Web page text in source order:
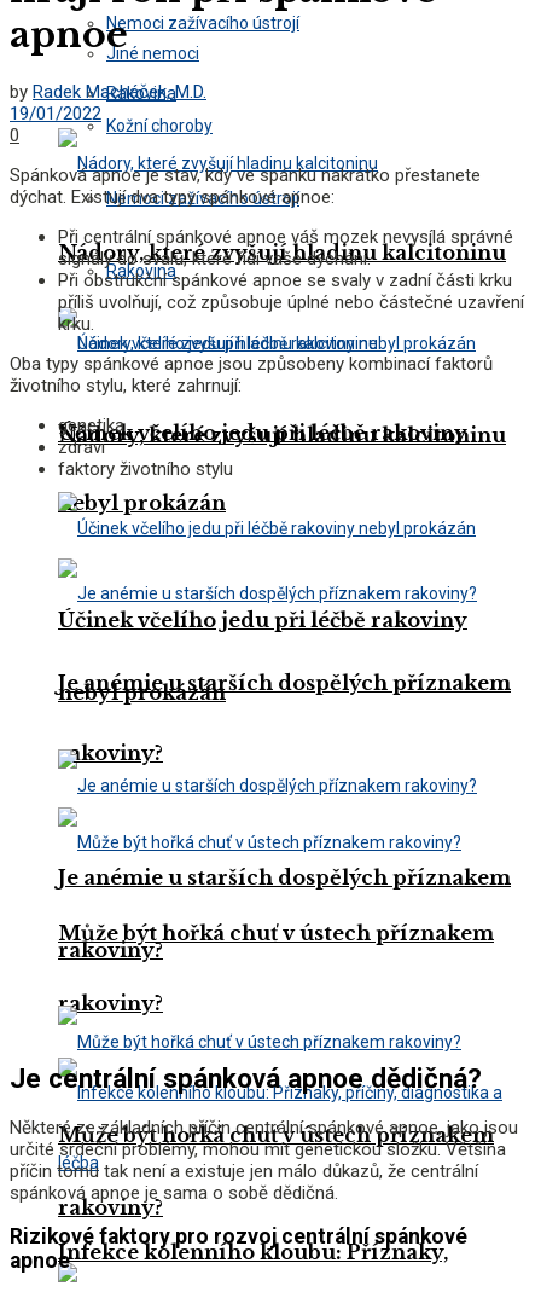
Nemoci zažívacího ústrojí
Rakovina
Nádory, které zvyšují hladinu kalcitoninu
Účinek včelího jedu při léčbě rakoviny
nebyl prokázán
Je anémie u starších dospělých příznakem
rakoviny?
Může být hořká chuť v ústech příznakem
rakoviny?
Infekce kolenního kloubu: Příznaky,
Jiné nemoci
Kožní choroby
Nemoci zažívacího ústrojí
Rakovina
Nádory, které zvyšují hladinu kalcitoninu
Účinek včelího jedu při léčbě rakoviny
nebyl prokázán
Je anémie u starších dospělých příznakem
rakoviny?
Může být hořká chuť v ústech příznakem
rakoviny?
apnoe
by Radek Macháček, M.D.
19/01/2022
0
Spánková apnoe je stav, kdy ve spánku nakrátko přestanete
dýchat. Existují dva typy spánkové apnoe:
Při centrální spánkové apnoe váš mozek nevysílá správné
signály do svalů, které řídí vaše dýchání.
Při obstrukční spánkové apnoe se svaly v zadní části krku
příliš uvolňují, což způsobuje úplné nebo částečné uzavření
krku.
Oba typy spánkové apnoe jsou způsobeny kombinací faktorů
životního stylu, které zahrnují:
genetika
zdraví
faktory životního stylu
Je centrální spánková apnoe dědičná?
Některé ze základních příčin centrální spánkové apnoe, jako jsou
určité srdeční problémy, mohou mít genetickou složku. Většina
příčin tomu tak není a existuje jen málo důkazů, že centrální
spánková apnoe je sama o sobě dědičná.
Rizikové faktory pro rozvoj centrální spánkové
apnoe